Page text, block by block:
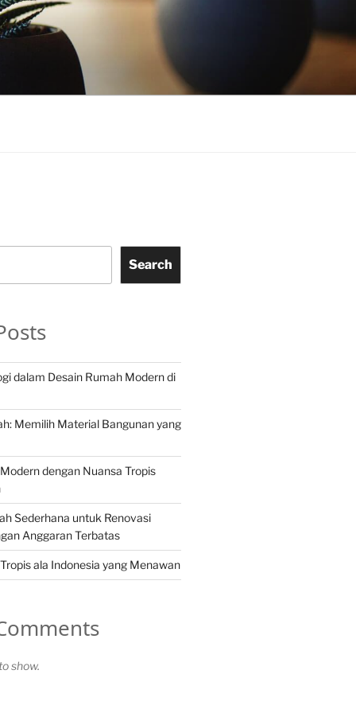
Search
dalam Desain Rumah Modern di
Memilih Material Bangunan yang
dengan Nuansa Tropis
Sederhana untuk Renovasi
Anggaran Terbatas
ala Indonesia yang Menawan
show.